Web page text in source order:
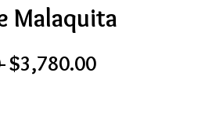
Malaquita
Precio
$3,780.00Precio